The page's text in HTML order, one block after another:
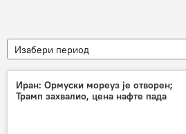
Изабери период
Иран: Ормуски мореуз је отворен;
Трамп захвалио, цена нафте пада